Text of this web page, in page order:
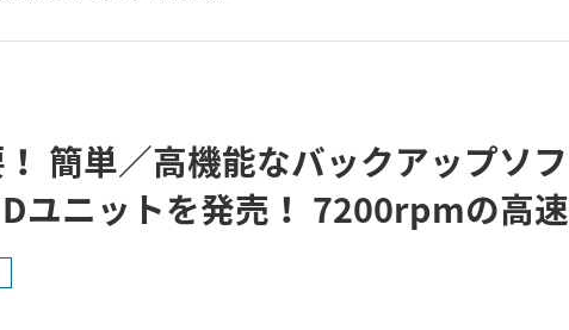
簡単／高機能なバックアップソ
ユニットを発売！ 7200rpmの高